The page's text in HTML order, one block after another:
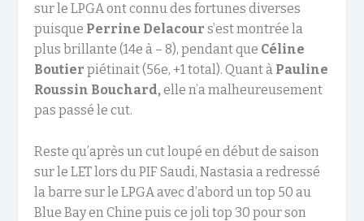
sur le LPGA ont connu des fortunes diverses
puisque Perrine Delacour s’est montrée la
plus brillante (14e à – 8), pendant que Céline
Boutier piétinait (56e, +1 total). Quant à Pauline
Roussin Bouchard,elle n’a malheureusement
pas passé le cut.
Reste qu’après un cut loupé en début de saison
sur le LET lors du PIF Saudi, Nastasia a redressé
la barre sur le LPGA avec d’abord un top 50 au
Blue Bay en Chine puis ce joli top 30 pour son